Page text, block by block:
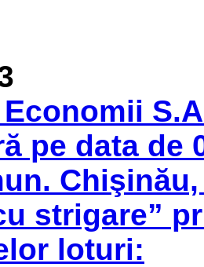
pe data de
strigare”
loturi: